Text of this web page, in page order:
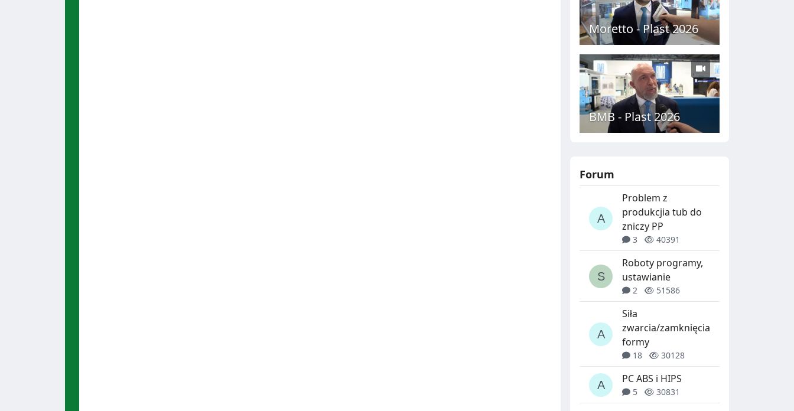
Moretto - Plast 2026
BMB - Plast 2026
Forum
Problem z
produkcjia tub do
zniczy PP
3 40391
Roboty programy,
ustawianie
2 51586
Siła
zwarcia/zamknięcia
formy
18 30128
PC ABS i HIPS
5 30831